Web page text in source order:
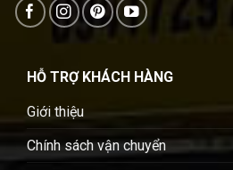
HỖ TRỢ KHÁCH HÀNG
Giới thiệu
Chính sách vận chuyển